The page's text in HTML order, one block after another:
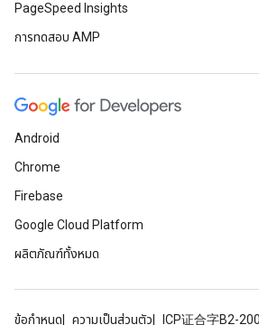
PageSpeed Insights
การทดสอบ AMP
Android
Chrome
Firebase
Google Cloud Platform
ผลิตภัณฑ์ทั้งหมด
ข้อกำหนด ความเป็นส่วนตัว ICP证合字B2-